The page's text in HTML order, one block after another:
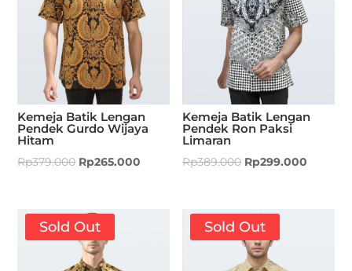
Kemeja Batik Lengan
Pendek Gurdo Wijaya
Hitam
Rp379.000 Rp265.000
Kemeja Batik Lengan
Pendek Ron Paksi
Limaran
Rp389.000 Rp299.000
Sold Out Sold Out